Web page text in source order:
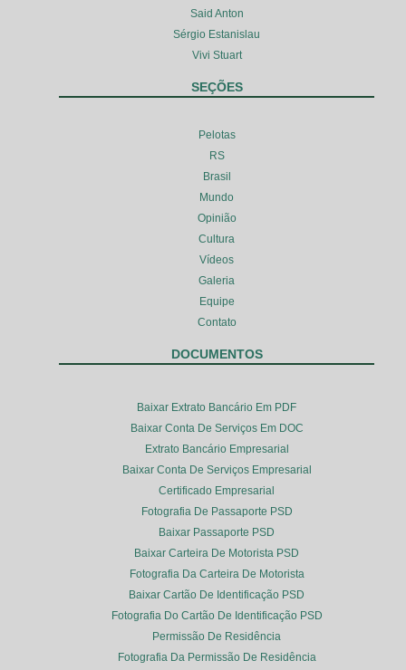
Said Anton
Sérgio Estanislau
Vivi Stuart
SEÇÕES
Pelotas
RS
Brasil
Mundo
Opinião
Cultura
Vídeos
Galeria
Equipe
Contato
DOCUMENTOS
Baixar Extrato Bancário Em PDF
Baixar Conta De Serviços Em DOC
Extrato Bancário Empresarial
Baixar Conta De Serviços Empresarial
Certificado Empresarial
Fotografia De Passaporte PSD
Baixar Passaporte PSD
Baixar Carteira De Motorista PSD
Fotografia Da Carteira De Motorista
Baixar Cartão De Identificação PSD
Fotografia Do Cartão De Identificação PSD
Permissão De Residência
Fotografia Da Permissão De Residência